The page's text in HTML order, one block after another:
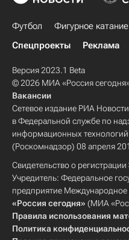
Футбол Фигурное катание
Спецпроекты
Реклама
Версия 2023.1 Beta
© 2026 МИА «Россия
Вакансии
Сетевое издание РИА
в Федеральной службе по
информационных
(Роскомнадзор) 08 апреля
Свидетельство о
Учредитель: Федеральное
предприятие
«Россия сегодня» (МИА
Правила использования
Политика